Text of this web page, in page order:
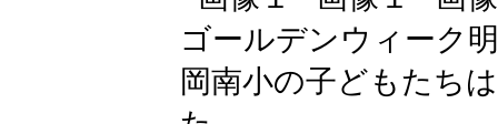
ゴールデンウィーク
岡南小の子どもたち